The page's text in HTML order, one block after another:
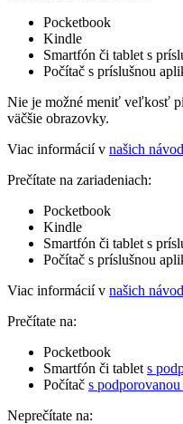
Pocketbook
Kindle
Smartfón či tablet s
Počítač s príslušnou
Nie je možné meniť veľkosť
väčšie obrazovky.
Viac informácií v našich
Prečítate na zariadeniach:
Pocketbook
Kindle
Smartfón či tablet s
Počítač s príslušnou
Viac informácií v našich
Prečítate na:
Pocketbook
Smartfón či tablet s
Počítač s
Neprečítate na: